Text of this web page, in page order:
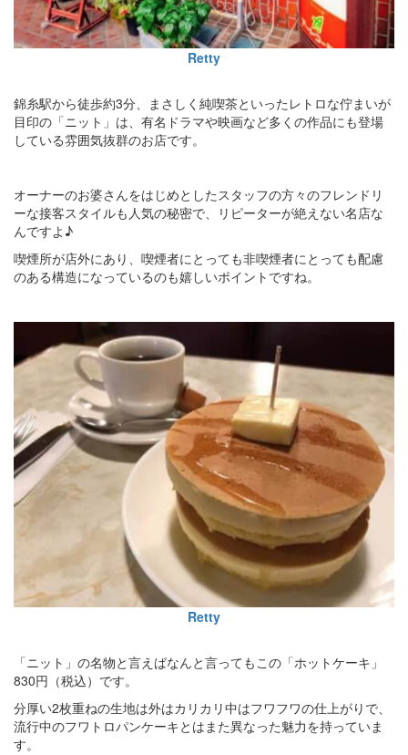
Retty
錦糸駅から徒歩約3分、まさしく純喫茶といったレトロな佇まいが
目印の「ニット」は、有名ドラマや映画など多くの作品にも登場
している雰囲気抜群のお店です。
オーナーのお婆さんをはじめとしたスタッフの方々のフレンドリ
ーな接客スタイルも人気の秘密で、リピーターが絶えない名店な
んですよ♪
喫煙所が店外にあり、喫煙者にとっても非喫煙者にとっても配慮
のある構造になっているのも嬉しいポイントですね。
Retty
「ニット」の名物と言えばなんと言ってもこの「ホットケーキ」
830円（税込）です。
分厚い2枚重ねの生地は外はカリカリ中はフワフワの仕上がりで、
流行中のフワトロパンケーキとはまた異なった魅力を持っていま
す。